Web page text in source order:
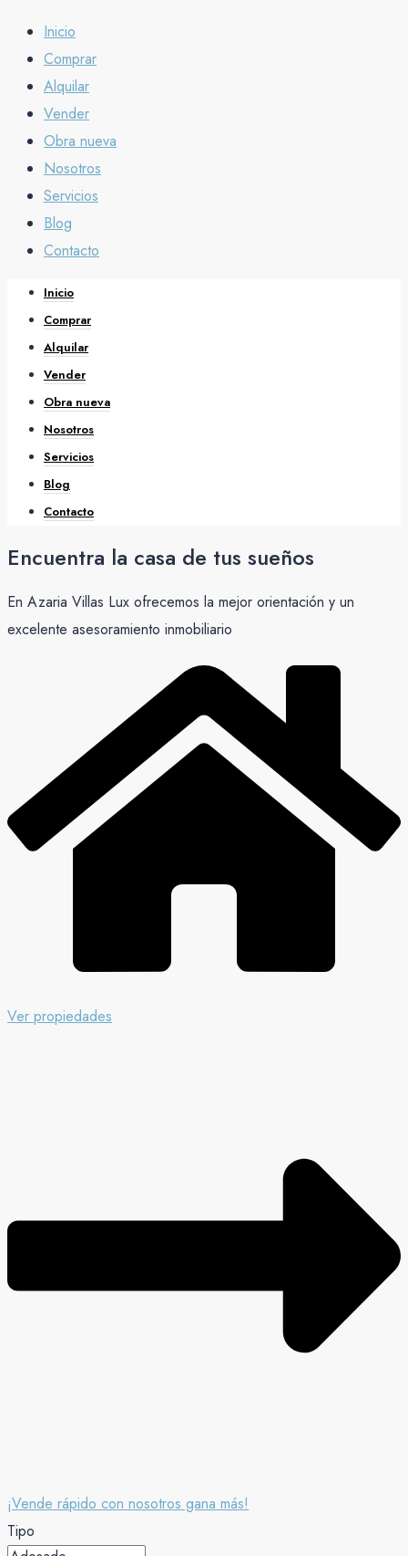
Inicio
Comprar
Alquilar
Vender
Obra nueva
Nosotros
Servicios
Blog
Contacto
Inicio
Comprar
Alquilar
Vender
Obra nueva
Nosotros
Servicios
Blog
Contacto
Encuentra la casa de tus sueños
En Azaria Villas Lux ofrecemos la mejor orientación y un
excelente asesoramiento inmobiliario
Ver propiedades
¡Vende rápido con nosotros gana más!
Tipo